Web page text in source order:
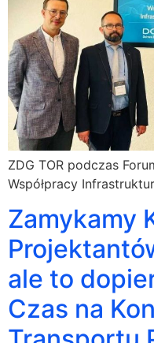
ZDG TOR podczas
Współpracy
Zamykamy
ale to
Czas na